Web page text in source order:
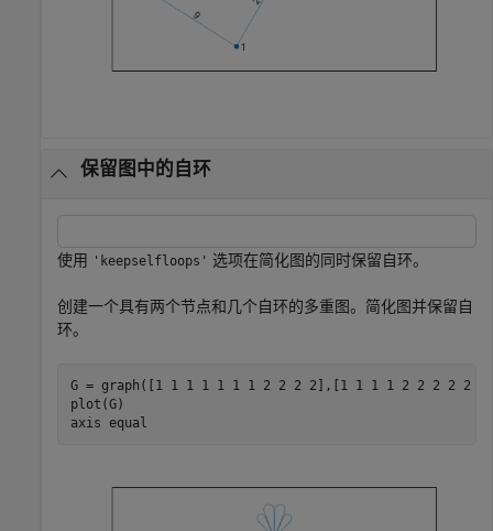
保留图中的自环
使用 'keepselfloops' 选项在简化图的同时保留自环。
创建一个具有两个节点和几个自环的多重图。简化图并保留自
环。
G = graph([1 1 1 1 1 1 1 2 2 2 2],[1 1 1 1 2 2 2 2 2
plot(G)
axis equal